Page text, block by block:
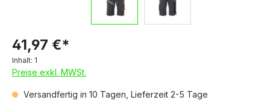
41,97 €*
Inhalt: 1
Preise exkl. MWSt.
Versandfertig in 10 Tagen, Lieferzeit 2-5 Tage